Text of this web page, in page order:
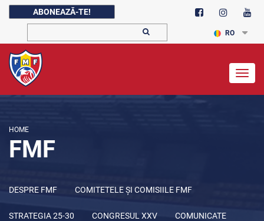
ABONEAZĂ-TE!
RO
HOME
FMF
DESPRE FMF COMITETELE ȘI COMISIILE FMF
STRATEGIA 25-30 CONGRESUL XXV COMUNICATE